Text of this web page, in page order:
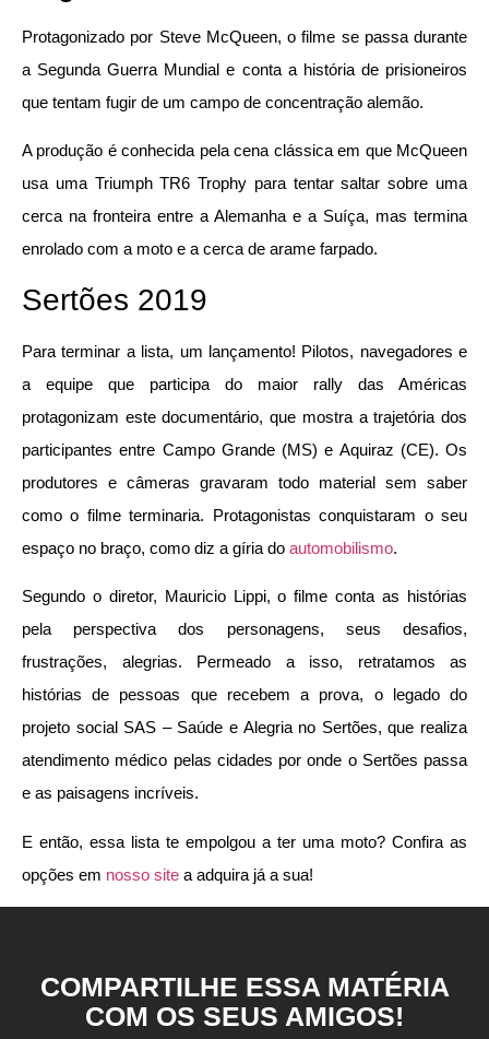
Protagonizado por Steve McQueen, o filme se passa durante
a Segunda Guerra Mundial e conta a história de prisioneiros
que tentam fugir de um campo de concentração alemão.
A produção é conhecida pela cena clássica em que McQueen
usa uma Triumph TR6 Trophy para tentar saltar sobre uma
cerca na fronteira entre a Alemanha e a Suíça, mas termina
enrolado com a moto e a cerca de arame farpado.
Sertões 2019
Para terminar a lista, um lançamento! Pilotos, navegadores e
a equipe que participa do maior rally das Américas
protagonizam este documentário, que mostra a trajetória dos
participantes entre Campo Grande (MS) e Aquiraz (CE). Os
produtores e câmeras gravaram todo material sem saber
como o filme terminaria. Protagonistas conquistaram o seu
espaço no braço, como diz a gíria do automobilismo.
Segundo o diretor, Mauricio Lippi, o filme conta as histórias
pela perspectiva dos personagens, seus desafios,
frustrações, alegrias. Permeado a isso, retratamos as
histórias de pessoas que recebem a prova, o legado do
projeto social SAS – Saúde e Alegria no Sertões, que realiza
atendimento médico pelas cidades por onde o Sertões passa
e as paisagens incríveis.
E então, essa lista te empolgou a ter uma moto? Confira as
opções em nosso site a adquira já a sua!
COMPARTILHE ESSA MATÉRIA
COM OS SEUS AMIGOS!